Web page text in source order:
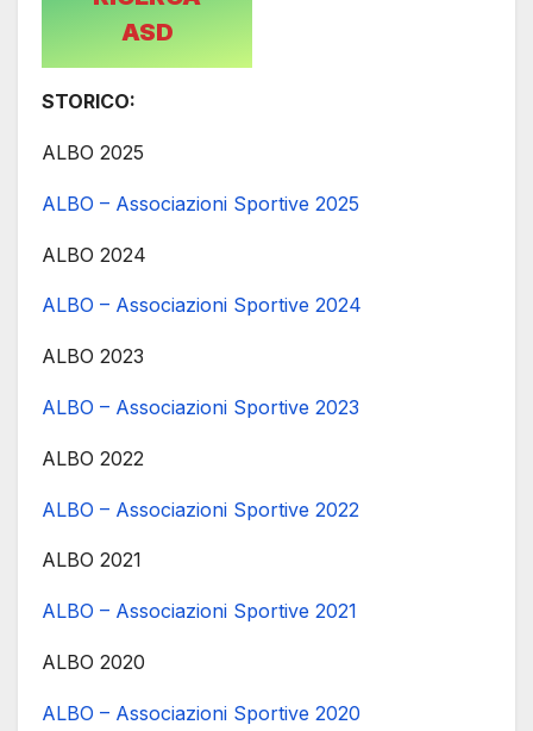
ASD
STORICO:
ALBO 2025
ALBO – Associazioni Sportive 2025
ALBO 2024
ALBO – Associazioni Sportive 2024
ALBO 2023
ALBO – Associazioni Sportive 2023
ALBO 2022
ALBO – Associazioni Sportive 2022
ALBO 2021
ALBO – Associazioni Sportive 2021
ALBO 2020
ALBO – Associazioni Sportive 2020